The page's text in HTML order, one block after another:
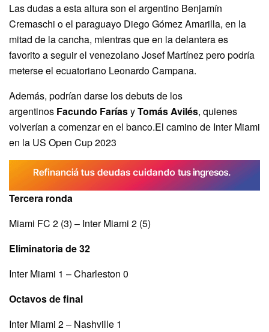
Las dudas a esta altura son el argentino Benjamín
Cremaschi o el paraguayo Diego Gómez Amarilla, en la
mitad de la cancha, mientras que en la delantera es
favorito a seguir el venezolano Josef Martínez pero podría
meterse el ecuatoriano Leonardo Campana.
Además, podrían darse los debuts de los
argentinos Facundo FaríasyTomás Avilés, quienes
volverían a comenzar en el banco.El camino de Inter Miami
en la US Open Cup 2023
Tercera ronda
Miami FC 2 (3) – Inter Miami 2 (5)
Eliminatoria de 32
Inter Miami 1 – Charleston 0
Octavos de final
Inter Miami 2 – Nashville 1